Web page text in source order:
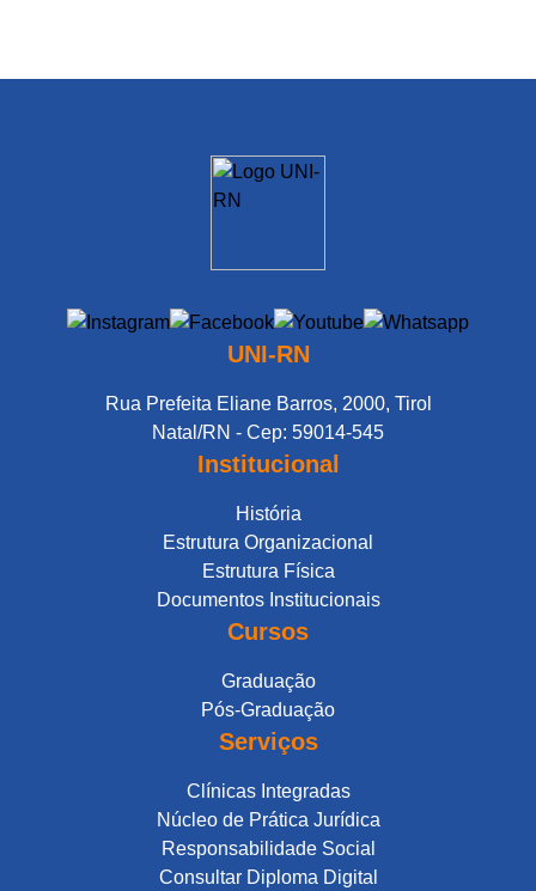
UNI-RN
Rua Prefeita Eliane Barros, 2000, Tirol
Natal/RN - Cep: 59014-545
Institucional
História
Estrutura Organizacional
Estrutura Física
Documentos Institucionais
Cursos
Graduação
Pós-Graduação
Serviços
Clínicas Integradas
Núcleo de Prática Jurídica
Responsabilidade Social
Consultar Diploma Digital